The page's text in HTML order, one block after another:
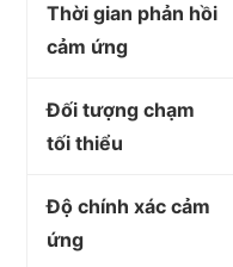
Thời gian phản hồi
cảm ứng
Đối tượng chạm
tối thiểu
Độ chính xác cảm
ứng